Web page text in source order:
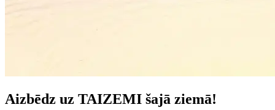
Aizbēdz uz TAIZEMI šajā ziemā!